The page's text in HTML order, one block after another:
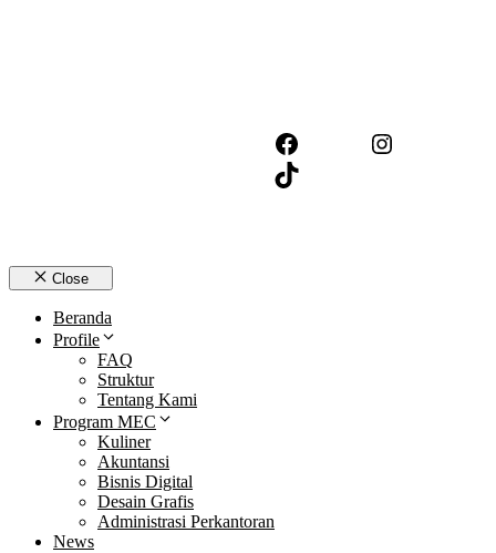
Close
Beranda
Profile
FAQ
Struktur
Tentang Kami
Program MEC
Kuliner
Akuntansi
Bisnis Digital
Desain Grafis
Administrasi Perkantoran
News